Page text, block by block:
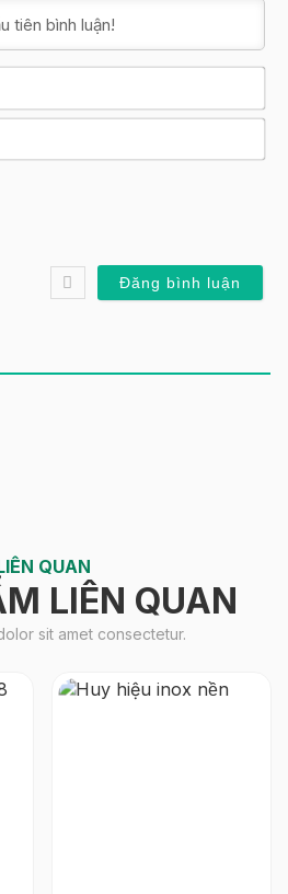
QUAN
LIÊN QUAN
sit amet consectetur.